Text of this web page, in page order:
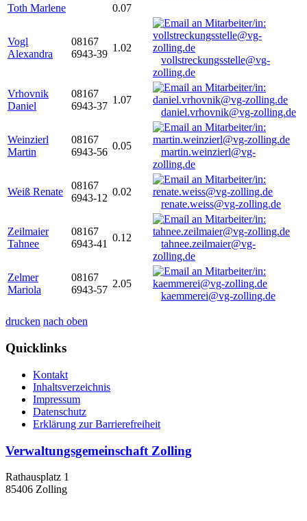
Toth Marlene
0.07
Vogl
Alexandra
08167
6943-39
1.02
vollstreckungsstelle@vg-
zolling.de
Vrhovnik
Daniel
08167
6943-37
1.07
daniel.vrhovnik@vg-zolling.de
Weinzierl
Martin
08167
6943-56
0.05
martin.weinzierl@vg-
zolling.de
Weiß Renate
08167
6943-12
0.02
renate.weiss@vg-zolling.de
Zeilmaier
Tahnee
08167
6943-41
0.12
tahnee.zeilmaier@vg-
zolling.de
Zelmer
Mariola
08167
6943-57
2.05
kaemmerei@vg-zolling.de
drucken nach oben
Quicklinks
Kontakt
Inhaltsverzeichnis
Impressum
Datenschutz
Erklärung zur Barrierefreiheit
Verwaltungsgemeinschaft Zolling
Rathausplatz 1
85406 Zolling